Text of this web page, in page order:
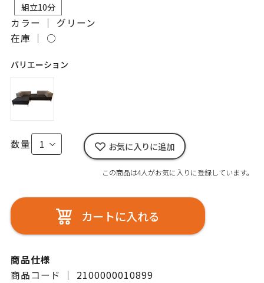
組立10分
カラー ｜ グリーン
在庫 ｜ ○
バリエーション
数量 お気に入りに追加
この商品は4人がお気に入りに登録しています。
カートに入れる
商品仕様
商品コード ｜ 2100000010899